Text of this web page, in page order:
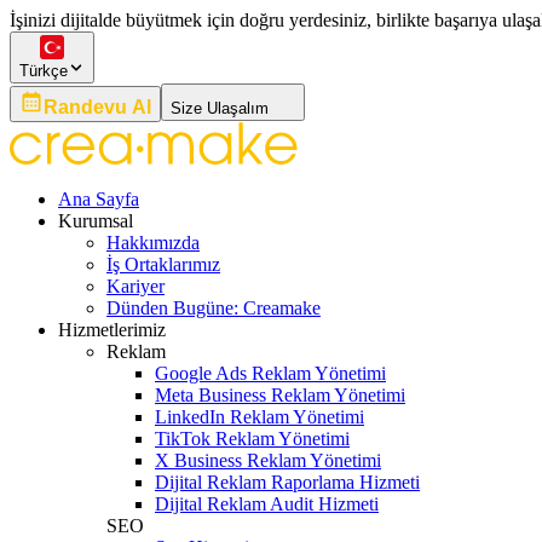
İşinizi dijitalde büyütmek için doğru yerdesiniz, birlikte başarıya
Türkçe
Randevu Al Size Ulaşalım
Ana Sayfa
Kurumsal
Hakkımızda
İş Ortaklarımız
Kariyer
Dünden Bugüne: Creamake
Hizmetlerimiz
Reklam
Google Ads Reklam Yönetimi
Meta Business Reklam Yönetimi
LinkedIn Reklam Yönetimi
TikTok Reklam Yönetimi
X Business Reklam Yönetimi
Dijital Reklam Raporlama Hizmeti
Dijital Reklam Audit Hizmeti
SEO